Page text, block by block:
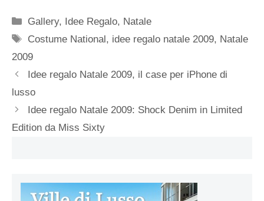
Categorie
Gallery, Idee Regalo, Natale
Tag
Costume National, idee regalo natale 2009, Natale
2009
Idee regalo Natale 2009, il case per iPhone di
lusso
Idee regalo Natale 2009: Shock Denim in Limited
Edition da Miss Sixty